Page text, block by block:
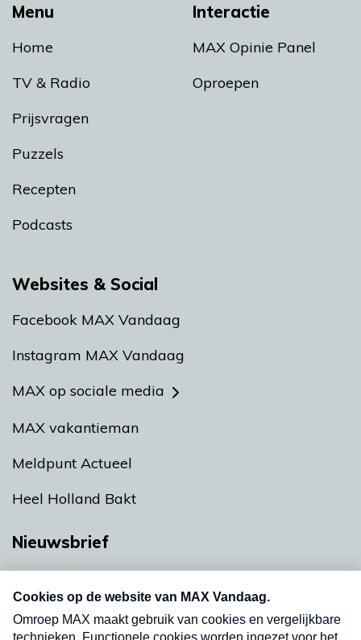
Menu
Home
TV & Radio
Prijsvragen
Puzzels
Recepten
Podcasts
Interactie
MAX Opinie Panel
Oproepen
Websites & Social
Facebook MAX Vandaag
Instagram MAX Vandaag
MAX op sociale media
MAX vakantieman
Meldpunt Actueel
Heel Holland Bakt
Nieuwsbrief
nieuwsbrief. Elke vrijdag- en dinsdagochtend in
uw mailbox.